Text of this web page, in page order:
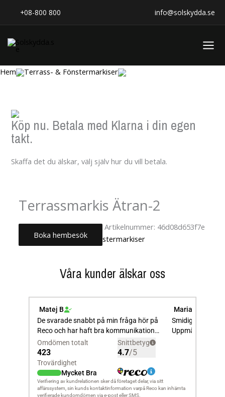
+08-800 800 info@solskydda.se
Hem Terrass- & Fönstermarkiser
Köp nu. Betala med Klarna i din egen
takt.
Skaffa det du älskar, välj själv hur du vill betala.
Terrassmarkis Ätran-2
Boka hembesök
Artikelnummer: 46d08d653f7e
Kategori: Terrass- & Fönstermarkiser
Våra kunder älskar oss